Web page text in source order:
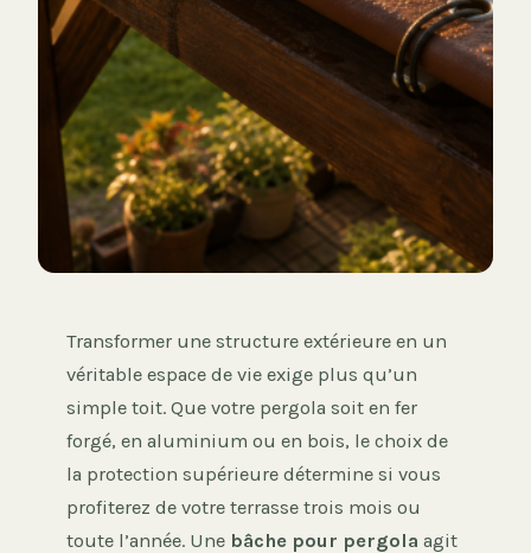
Transformer une structure extérieure en un
véritable espace de vie exige plus qu’un
simple toit. Que votre pergola soit en fer
forgé, en aluminium ou en bois, le choix de
la protection supérieure détermine si vous
profiterez de votre terrasse trois mois ou
toute l’année. Une bâche pour pergola agit